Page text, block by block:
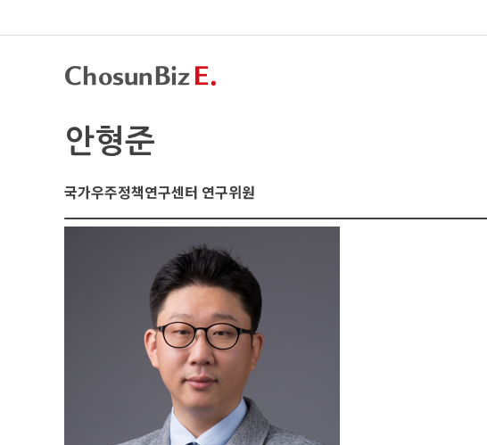
안형준
국가우주정책연구센터 연구위원